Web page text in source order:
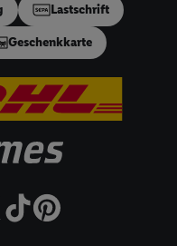
Lastschrift
Geschenkkarte
Online-Kennung
wir sodann ähnlich wie
verwenden können,
zu erkennen und
Hierzu wird von
Partner auch Ihre
Adresse in
, die Utiq-Technologie